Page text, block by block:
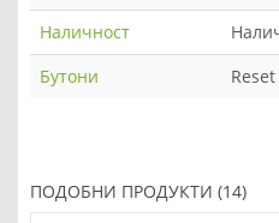
Наличност
Бутони
ПОДОБНИ ПРОДУКТИ (14)